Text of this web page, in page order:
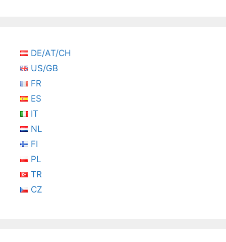
DE/AT/CH
US/GB
FR
ES
IT
NL
FI
PL
TR
CZ